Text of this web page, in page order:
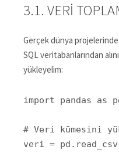
3.1. VERI
Gerçek dünya
SQL veritabanlarından
yükleyelim:
import pandas as
# Veri kümesini
veri =